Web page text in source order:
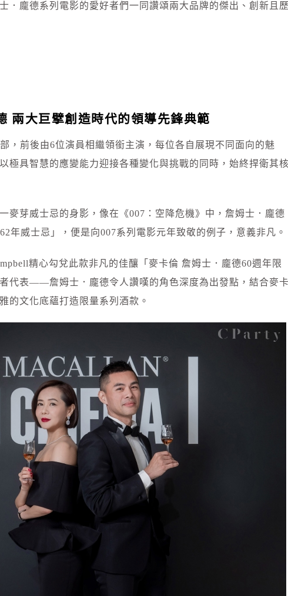
．龐德系列電影的愛好者們一同讚頌兩大品牌的傑出、創新且
兩大巨擘創造時代的領導先鋒典範
，前後由6位演員相繼領銜主演，每位各自展現不同面向的魅
極具智慧的應變能力迎接各種變化與挑戰的同時，始終捍衛其
麥芽威士忌的身影，像在《007：空降危機》中，詹姆士．龐德
年威士忌」，便是向007系列電影元年致敬的例子，意義非凡。
精心勾兌此款非凡的佳釀「麥卡倫 詹姆士．龐德60週年限
代表——詹姆士．龐德令人讚嘆的角色深度為出發點，結合麥
的文化底蘊打造限量系列酒款。